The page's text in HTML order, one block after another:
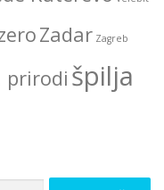
Zadar Zagreb
prirodi špilja